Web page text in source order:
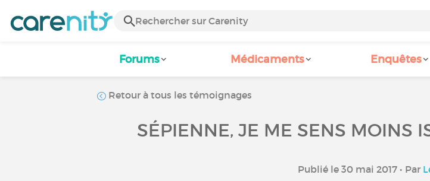
Forums Médicaments Enquêtes
Retour à tous les témoignages
SÉPIENNE, JE ME SENS MOINS
Publié le 30 mai 2017 • Par